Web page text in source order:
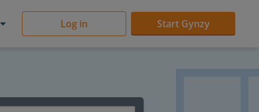
Log in Start Gynzy